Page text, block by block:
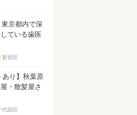
東京都内で深
ている歯医
新宿区
あり】秋葉原
・散髪屋さ
代田区